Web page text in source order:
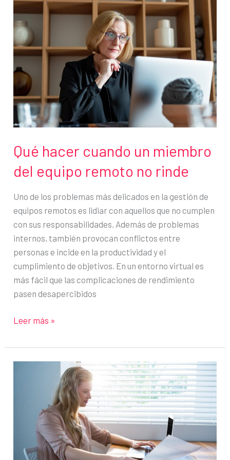
trabajo
más
poductivos?
Qué hacer cuando un miembro
del equipo remoto no rinde
Uno de los problemas más delicados en la gestión de
equipos remotos es lidiar con aquellos que no cumplen
con sus responsabilidades. Además de problemas
internos, también provocan conflictos entre
personas e incide en la productividad y el
cumplimiento de objetivos. En un entorno virtual es
más fácil que las complicaciones de rendimiento
pasen desapercibidos
Qué
cuando
un
remoto
Leer más »